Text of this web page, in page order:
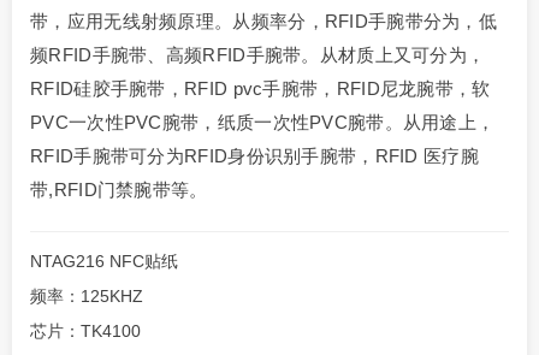
带，应用无线射频原理。从频率分，RFID手腕带分为，低
频RFID手腕带、高频RFID手腕带。从材质上又可分为，
RFID硅胶手腕带，RFID pvc手腕带，RFID尼龙腕带，软
PVC一次性PVC腕带，纸质一次性PVC腕带。从用途上，
RFID手腕带可分为RFID身份识别手腕带，RFID 医疗腕
带,RFID门禁腕带等。
NTAG216 NFC贴纸
频率：125KHZ
芯片：TK4100